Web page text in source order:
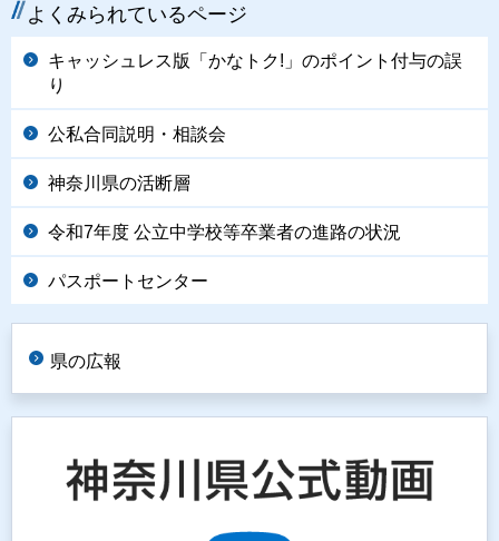
よくみられているページ
キャッシュレス版「かなトク!」のポイント付与の誤
り
公私合同説明・相談会
神奈川県の活断層
令和7年度 公立中学校等卒業者の進路の状況
パスポートセンター
県の広報